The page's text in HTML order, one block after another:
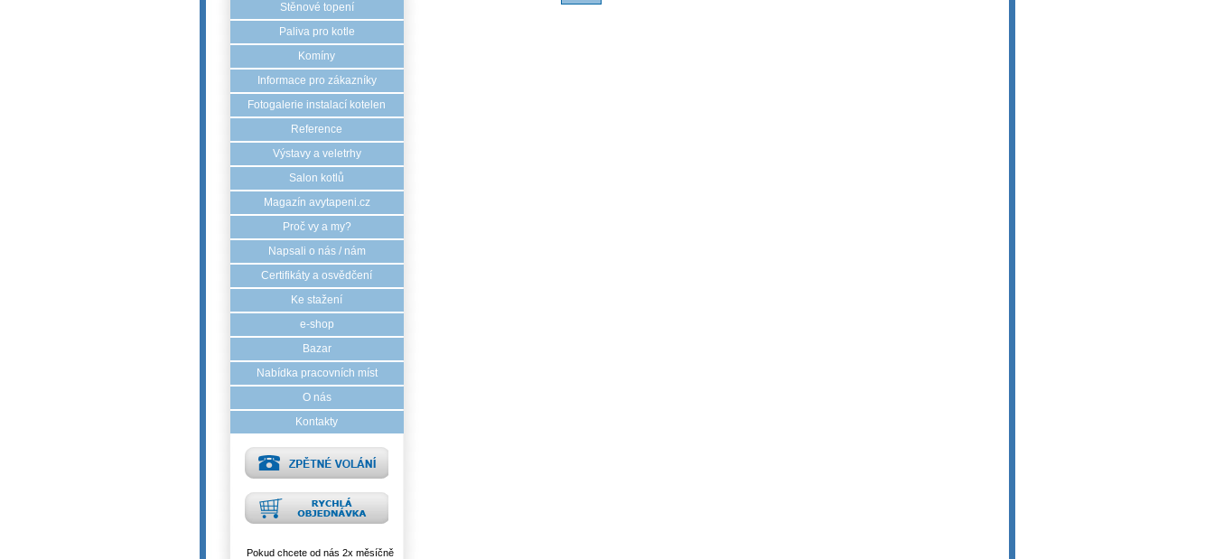
Stěnové topení
Paliva pro kotle
Komíny
Informace pro zákazníky
Fotogalerie instalací kotelen
Reference
Výstavy a veletrhy
Salon kotlů
Magazín avytapeni.cz
Proč vy a my?
Napsali o nás / nám
Certifikáty a osvědčení
Ke stažení
e-shop
Bazar
Nabídka pracovních míst
O nás
Kontakty
Pokud chcete od nás 2x měsíčně